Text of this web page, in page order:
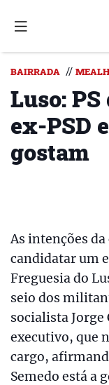
BAIRRADA //
Luso:
ex-PSD
gostam
As intenções
candidatar um
Freguesia do
seio dos
socialista
executivo, que
cargo,
Semedo está a